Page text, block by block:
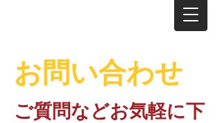
お問い合わせ
ご質問などお気軽に下